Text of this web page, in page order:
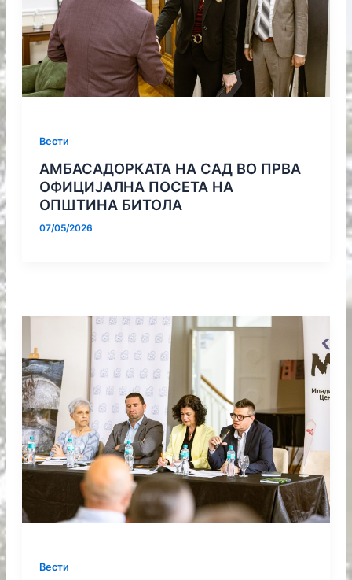
Вести
АМБАСАДОРКАТА НА САД ВО ПРВА
ОФИЦИЈАЛНА ПОСЕТА НА
ОПШТИНА БИТОЛА
07/05/2026
Вести